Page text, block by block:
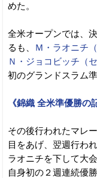
めた。
全米オープンでは、
るも、
Ｍ・ラオニチ
Ｎ・ジョコビッチ（セ
初のグランドスラム
《錦織 全米準優勝の
その後行われたマレ
目をあげ、翌週行わ
ラオニチを下して大
自身初の２週連続優